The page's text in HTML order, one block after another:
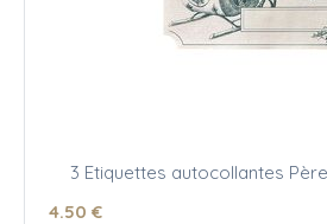
3 Etiquettes autocollantes
4.50 €